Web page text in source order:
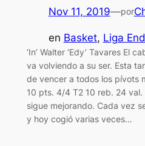
Nov 11, 2019—por
en Basket, Liga
‘In’ Walter ‘Edy’ Tavares El
va volviendo a su ser. Esta
de vencer a todos los pívots
10 pts. 4/4 T2 10 reb. 24 val.
sigue mejorando. Cada vez
y hoy cogió varias veces…